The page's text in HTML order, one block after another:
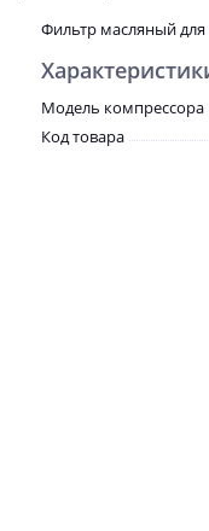
Фильтр масляный для
Модель компрессора
Код товара